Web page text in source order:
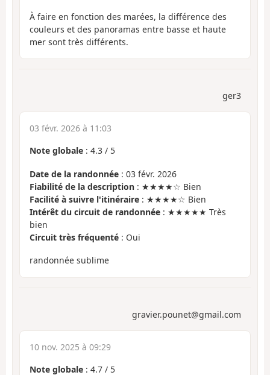
À faire en fonction des marées, la différence des
couleurs et des panoramas entre basse et haute
mer sont très différents.
ger3
03 févr. 2026 à 11:03
Note globale : 4.3 / 5
Date de la randonnée : 03 févr. 2026
Fiabilité de la description : ★★★★☆ Bien
Facilité à suivre l'itinéraire : ★★★★☆ Bien
Intérêt du circuit de randonnée : ★★★★★ Très
bien
Circuit très fréquenté : Oui
randonnée sublime
gravier.pounet@gmail.com
10 nov. 2025 à 09:29
Note globale : 4.7 / 5